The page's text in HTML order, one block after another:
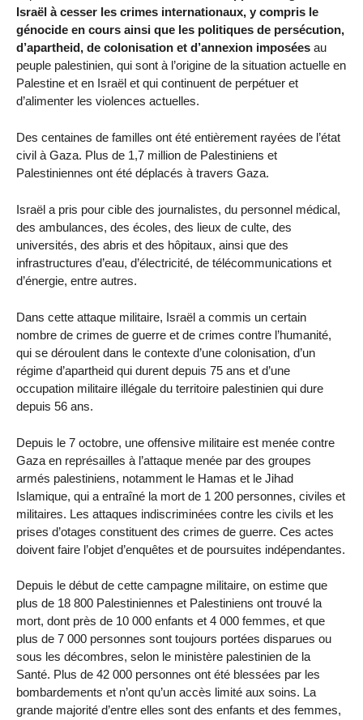
Israël à cesser les crimes internationaux, y compris le
génocide en cours ainsi que les politiques de persécution,
d’apartheid, de colonisation et d’annexion imposées au
peuple palestinien, qui sont à l’origine de la situation actuelle en
Palestine et en Israël et qui continuent de perpétuer et
d’alimenter les violences actuelles.
Des centaines de familles ont été entièrement rayées de l’état
civil à Gaza. Plus de 1,7 million de Palestiniens et
Palestiniennes ont été déplacés à travers Gaza.
Israël a pris pour cible des journalistes, du personnel médical,
des ambulances, des écoles, des lieux de culte, des
universités, des abris et des hôpitaux, ainsi que des
infrastructures d’eau, d’électricité, de télécommunications et
d’énergie, entre autres.
Dans cette attaque militaire, Israël a commis un certain
nombre de crimes de guerre et de crimes contre l’humanité,
qui se déroulent dans le contexte d’une colonisation, d’un
régime d’apartheid qui durent depuis 75 ans et d’une
occupation militaire illégale du territoire palestinien qui dure
depuis 56 ans.
Depuis le 7 octobre, une offensive militaire est menée contre
Gaza en représailles à l’attaque menée par des groupes
armés palestiniens, notamment le Hamas et le Jihad
Islamique, qui a entraîné la mort de 1 200 personnes, civiles et
militaires. Les attaques indiscriminées contre les civils et les
prises d’otages constituent des crimes de guerre. Ces actes
doivent faire l’objet d’enquêtes et de poursuites indépendantes.
Depuis le début de cette campagne militaire, on estime que
plus de 18 800 Palestiniennes et Palestiniens ont trouvé la
mort, dont près de 10 000 enfants et 4 000 femmes, et que
plus de 7 000 personnes sont toujours portées disparues ou
sous les décombres, selon le ministère palestinien de la
Santé. Plus de 42 000 personnes ont été blessées par les
bombardements et n’ont qu’un accès limité aux soins. La
grande majorité d’entre elles sont des enfants et des femmes,